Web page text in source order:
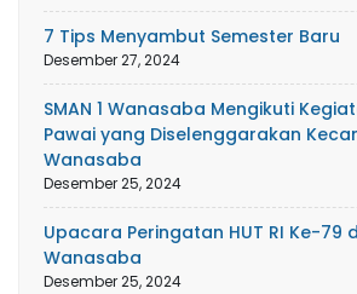
7 Tips Menyambut Semester Baru
Desember 27, 2024
SMAN 1 Wanasaba Mengikuti
Pawai yang Diselenggarakan
Wanasaba
Desember 25, 2024
Upacara Peringatan HUT RI Ke-79
Wanasaba
Desember 25, 2024